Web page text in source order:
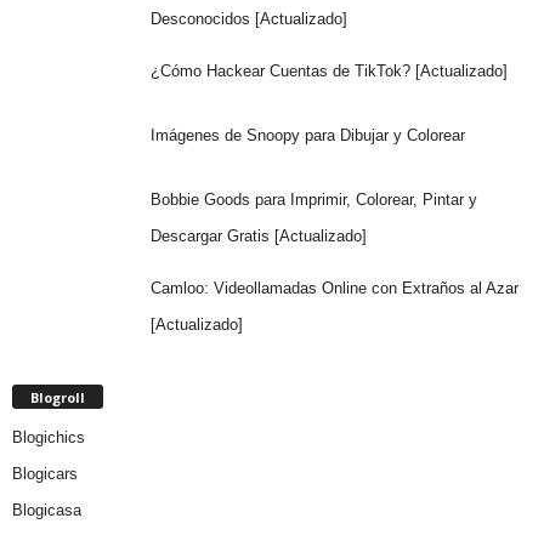
Desconocidos [Actualizado]
¿Cómo Hackear Cuentas de TikTok? [Actualizado]
Imágenes de Snoopy para Dibujar y Colorear
Bobbie Goods para Imprimir, Colorear, Pintar y
Descargar Gratis [Actualizado]
Camloo: Videollamadas Online con Extraños al Azar
[Actualizado]
Blogroll
Blogichics
Blogicars
Blogicasa